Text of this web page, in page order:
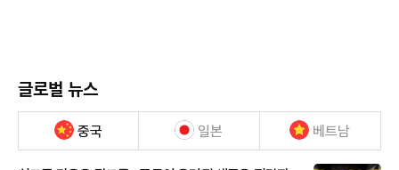
글로벌 뉴스
중국 일본 베트남